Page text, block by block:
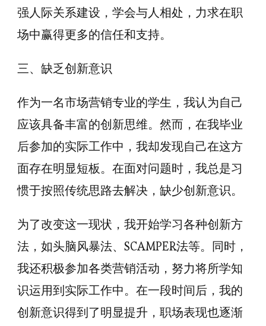
强人际关系建设，学会与人相处，力求在职
场中赢得更多的信任和支持。
三、缺乏创新意识
作为一名市场营销专业的学生，我认为自己
应该具备丰富的创新思维。然而，在我毕业
后参加的实际工作中，我却发现自己在这方
面存在明显短板。在面对问题时，我总是习
惯于按照传统思路去解决，缺少创新意识。
为了改变这一现状，我开始学习各种创新方
法，如头脑风暴法、SCAMPER法等。同时，
我还积极参加各类营销活动，努力将所学知
识运用到实际工作中。在一段时间后，我的
创新意识得到了明显提升，职场表现也逐渐